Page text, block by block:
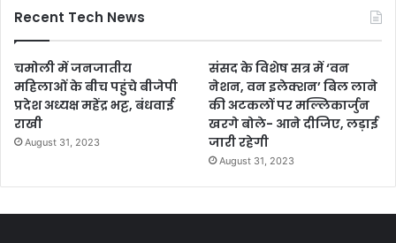
Recent Tech News
चमोली में जनजातीय
महिलाओं के बीच पहुंचे बीजेपी
प्रदेश अध्यक्ष महेंद्र भट्ट, बंधवाई
राखी
August 31, 2023
संसद के विशेष सत्र में ‘वन
नेशन, वन इलेक्शन’ बिल लाने
की अटकलों पर मल्लिकार्जुन
खरगे बोले- आने दीजिए, लड़ाई
जारी रहेगी
August 31, 2023